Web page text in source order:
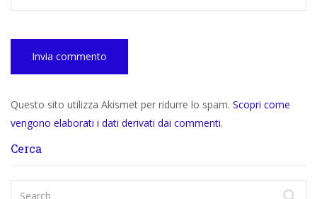
Questo sito utilizza Akismet per ridurre lo spam. Scopri come
vengono elaborati i dati derivati dai commenti.
Cerca